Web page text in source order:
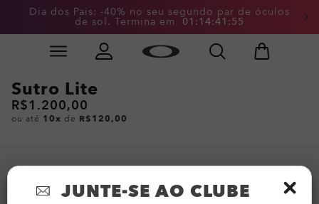
Skip to
Dia dos Pais: -40% no seu segundo par de óculos
de sol. Termina em 01 :1 4:41 :55
Slide 3 of 4. Dia dos Pais: -40% no seu segundo par
Sutro Lite
R$1.200,00
ou até 10x de R$120,00
JUNTE-SE AO CLUBE